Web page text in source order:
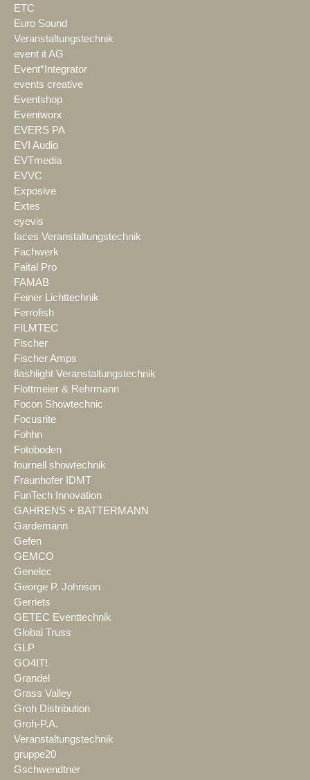
ETC
Euro Sound
Veranstaltungstechnik
event it AG
Event*Integrator
events creative
Eventshop
Eventworx
EVERS PA
EVI Audio
EVTmedia
EVVC
Exposive
Extes
eyevis
faces Veranstaltungstechnik
Fachwerk
Faital Pro
FAMAB
Feiner Lichttechnik
Ferrofish
FILMTEC
Fischer
Fischer Amps
flashlight Veranstaltungstechnik
Flottmeier & Rehrmann
Focon Showtechnic
Focusrite
Fohhn
Fotoboden
fournell showtechnik
Fraunhofer IDMT
FunTech Innovation
GAHRENS + BATTERMANN
Gardemann
Gefen
GEMCO
Genelec
George P. Johnson
Gerriets
GETEC Eventtechnik
Global Truss
GLP
GO4IT!
Grandel
Grass Valley
Groh Distribution
Groh-P.A.
Veranstaltungstechnik
gruppe20
Gschwendtner